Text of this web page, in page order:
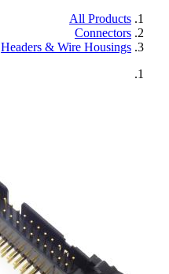
All Products
Connectors
Headers & Wire Housings